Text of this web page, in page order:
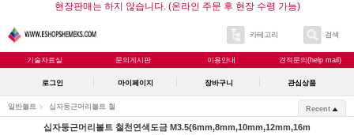
현장판매는 하지 않습니다. (온라인 주문 후 현장 수령 가능)
카테고리 검색
기술자료실 문의게시판 이용안내 견적문의(help mail)
로그인 마이페이지 장바구니 관심상품
일반볼트 십자둥근머리볼트 철 Recent
십자둥근머리볼트 철천연색도금 M3.5(6mm,8mm,10mm,12mm,16m